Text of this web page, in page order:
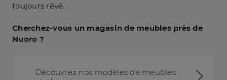
toujours rêvé.
Cherchez-vous un magasin de meubles près de
Nuoro ?
Découvrez nos modèles de meubles